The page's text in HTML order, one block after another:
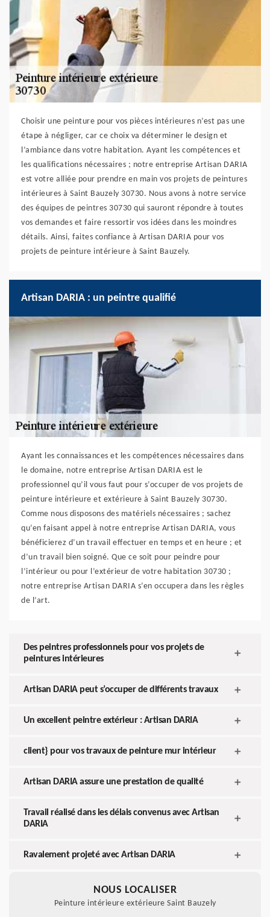
Choisir une peinture pour vos pièces intérieures n’est pas une
étape à négliger, car ce choix va déterminer le design et
l’ambiance dans votre habitation. Ayant les compétences et
les qualifications nécessaires ; notre entreprise Artisan DARIA
est votre alliée pour prendre en main vos projets de peintures
intérieures à Saint Bauzely 30730. Nous avons à notre service
des équipes de peintres 30730 qui sauront répondre à toutes
vos demandes et faire ressortir vos idées dans les moindres
détails. Ainsi, faites confiance à Artisan DARIA pour vos
projets de peinture intérieure à Saint Bauzely.
Artisan DARIA : un peintre qualifié
Ayant les connaissances et les compétences nécessaires dans
le domaine, notre entreprise Artisan DARIA est le
professionnel qu’il vous faut pour s’occuper de vos projets de
peinture intérieure et extérieure à Saint Bauzely 30730.
Comme nous disposons des matériels nécessaires ; sachez
qu’en faisant appel à notre entreprise Artisan DARIA, vous
bénéficierez d’un travail effectuer en temps et en heure ; et
d’un travail bien soigné. Que ce soit pour peindre pour
l’intérieur ou pour l’extérieur de votre habitation 30730 ;
notre entreprise Artisan DARIA s’en occupera dans les règles
de l’art.
Des peintres professionnels pour vos projets de
peintures intérieures
Artisan DARIA peut s’occuper de différents travaux
Un excellent peintre extérieur : Artisan DARIA
client} pour vos travaux de peinture mur intérieur
Artisan DARIA assure une prestation de qualité
Travail réalisé dans les délais convenus avec Artisan
DARIA
Ravalement projeté avec Artisan DARIA
NOUS LOCALISER
Peinture intérieure extérieure Saint Bauzely